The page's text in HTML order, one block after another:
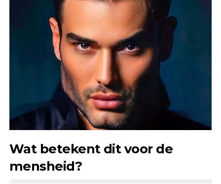
Wat betekent dit voor de
mensheid?